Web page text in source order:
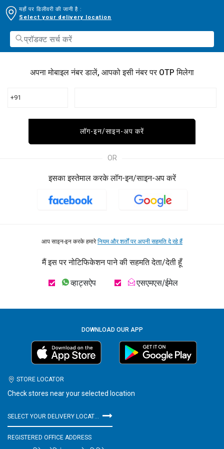
यहाँ पर डिलीवरी की जानी है :
Select your delivery location
अपना मोबाइल नंबर डालें, आपको इसी नंबर पर OTP मिलेगा
+91
लॉग-इन/साइन-अप करें
OR
इसका इस्तेमाल करके लॉग-इन/साइन-अप करें
आप साइन-इन करके हमारेनियम और शर्तों पर अपनी सहमति दे रहे हैं
मैं इस पर नोटिफिकेशन पाने की सहमति देता/देती हूँ
व्हाट्सऐप एसएमएस/ईमेल
DOWNLOAD OUR APP
STORE LOCATOR
Check stores near your selected location
SELECT YOUR DELIVERY LOCATION
REGISTERED OFFICE ADDRESS